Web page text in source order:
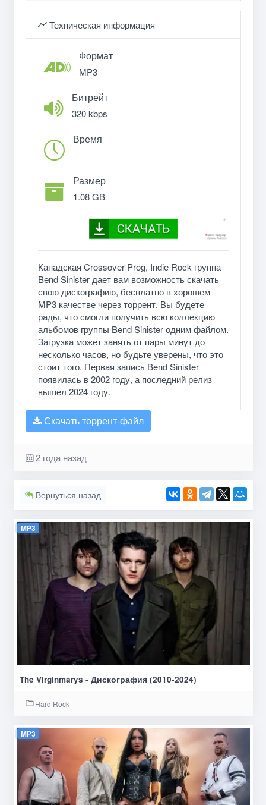
Техническая информация
Формат
MP3
Битрейт
320 kbps
Время
Размер
1.08 GB
Канадская Crossover Prog, Indie Rock группа
Bend Sinister дает вам возможность скачать
свою дискографию, бесплатно в хорошем
MP3 качестве через торрент. Вы будете
рады, что смогли получить всю коллекцию
альбомов группы Bend Sinister одним файлом.
Загрузка может занять от пары минут до
несколько часов, но будьте уверены, что это
стоит того. Первая запись Bend Sinister
появилась в 2002 году, а последний релиз
вышел 2024 году.
Скачать торрент-файл
2 года назад
Вернуться назад
MP3
The Virginmarys - Дискография (2010-2024)
Hard Rock
MP3